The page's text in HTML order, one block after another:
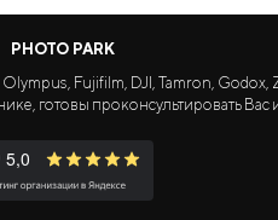
PHOTO PARK
Fujifilm, DJI, Tamron,
готовы проконсультировать